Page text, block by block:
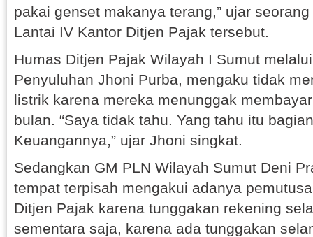
pakai genset makanya terang,” ujar
Lantai IV Kantor Ditjen Pajak tersebut.
Humas Ditjen Pajak Wilayah I Sumut
Penyuluhan Jhoni Purba, mengaku tidak
listrik karena mereka menunggak
bulan. “Saya tidak tahu. Yang tahu itu
Keuangannya,” ujar Jhoni singkat.
Sedangkan GM PLN Wilayah Sumut Deni
tempat terpisah mengakui adanya
Ditjen Pajak karena tunggakan rekening
sementara saja, karena ada tunggakan